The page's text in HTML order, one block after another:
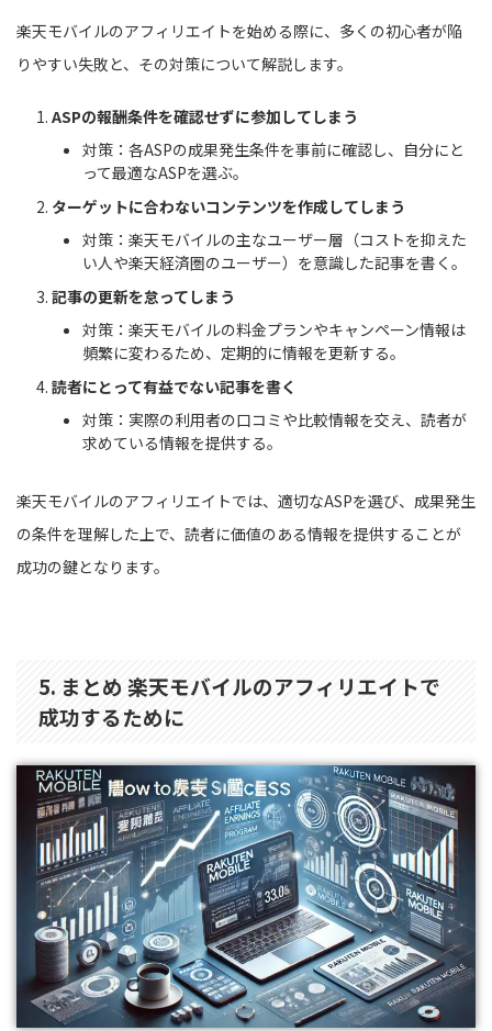
楽天モバイルのアフィリエイトを始める際に、多くの初心者が陥
りやすい失敗と、その対策について解説します。
ASPの報酬条件を確認せずに参加してしまう
対策：各ASPの成果発生条件を事前に確認し、自分にと
って最適なASPを選ぶ。
ターゲットに合わないコンテンツを作成してしまう
対策：楽天モバイルの主なユーザー層（コストを抑えた
い人や楽天経済圏のユーザー）を意識した記事を書く。
記事の更新を怠ってしまう
対策：楽天モバイルの料金プランやキャンペーン情報は
頻繁に変わるため、定期的に情報を更新する。
読者にとって有益でない記事を書く
対策：実際の利用者の口コミや比較情報を交え、読者が
求めている情報を提供する。
楽天モバイルのアフィリエイトでは、適切なASPを選び、成果発生
の条件を理解した上で、読者に価値のある情報を提供することが
成功の鍵となります。
5. まとめ 楽天モバイルのアフィリエイトで
成功するために